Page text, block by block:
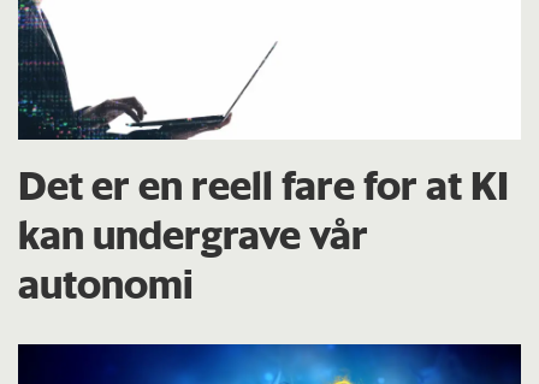
Det er en reell fare for at KI
kan undergrave vår
autonomi